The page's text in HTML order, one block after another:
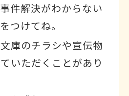
件解決がわからない
つけてね。
庫のチラシや宣伝物
いただくことがあり